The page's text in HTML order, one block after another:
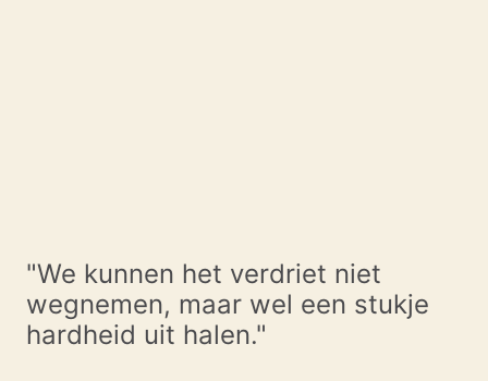
"We kunnen het verdriet niet
wegnemen, maar wel een stukje
hardheid uit halen."